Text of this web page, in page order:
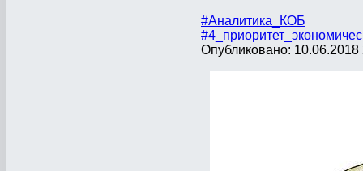
#Аналитика_КОБ
Опубликовано: 10.06.2018